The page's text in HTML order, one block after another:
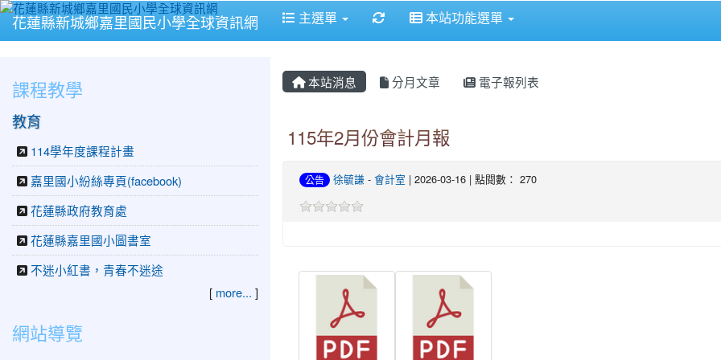
花蓮縣新城鄉嘉里國民小學全球資訊網 主選單 重新取得佈景設定
本站功能選單
本站消息 分月文章 電子報列表
115年2月份會計月報
公告 徐毓謙 - 會計室 | 2026-03-16 | 點閱數： 270
課程教學
教育
114學年度課程計畫
嘉里國小紛絲專頁(facebook)
花蓮縣政府教育處
花蓮縣嘉里國小圖書室
不迷小紅書，青春不迷途
[ more... ]
網站導覽